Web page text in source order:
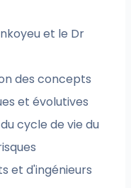
et le Dr
des concepts
et évolutives
cycle de vie du
et d'ingénieurs